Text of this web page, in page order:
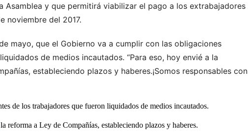
Asamblea y que permitirá viabilizar el pago a los extrabajadores
noviembre del 2017.
mayo, que el Gobierno va a cumplir con las obligaciones
de medios incautados. “Para eso, hoy envié a la
estableciendo plazos y haberes.¡Somos responsables con
de los trabajadores que fueron liquidados de medios incautados.
reforma a Ley de Compañías, estableciendo plazos y haberes.